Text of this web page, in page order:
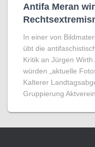
Antifa Meran
In einer von
übt die
Kritik an Jürgen Wirth
würden „aktuelle
Kalterer
Gruppierung Aktverein